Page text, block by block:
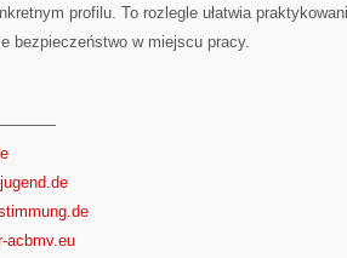
profilu. To rozlegle ułatwia
bezpieczeństwo w miejscu pracy.
acbmv.eu